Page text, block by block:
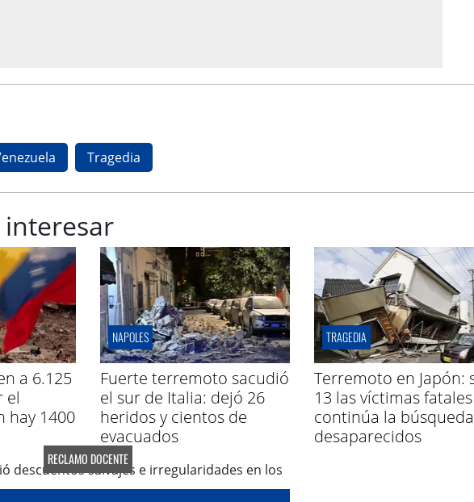
Tragedia
a 6.125
el
hay 1400
NAPOLES
Fuerte terremoto sacudió
el sur de Italia: dejó 26
heridos y cientos de
evacuados
TRAGEDIA
Terremoto en Japón:
13 las víctimas
continúa la
desaparecidos
RECLAMO DOCENTE